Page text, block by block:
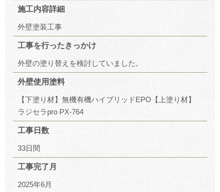
施工内容詳細
外壁塗装工事
工事を行ったきっかけ
外壁の塗り替えを検討していました。
外壁使用塗料
【下塗り材】無機有機ハイブリッドEPO【上塗り材】
ラジセラpro PX-764
工事日数
33日間
工事完了月
2025年6月